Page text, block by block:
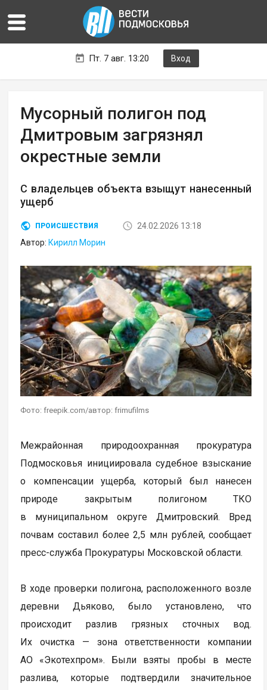
Пт. 7 авг. 13:20 Вход
Мусорный полигон под
Дмитровым загрязнял
окрестные земли
С владельцев объекта взыщут нанесенный
ущерб
ПРОИСШЕСТВИЯ
24.02.2026 13:18
Автор: Кирилл Морин
Фото: freepik.com/автор: frimufilms
Межрайонная природоохранная прокуратура
Подмосковья инициировала судебное взыскание
о компенсации ущерба, который был нанесен
природе закрытым полигоном ТКО
в муниципальном округе Дмитровский. Вред
почвам составил более 2,5 млн рублей, сообщает
пресс-служба Прокуратуры Московской области.
В ходе проверки полигона, расположенного возле
деревни Дьяково, было установлено, что
происходит разлив грязных сточных вод.
Их очистка — зона ответственности компании
АО «Экотехпром». Были взяты пробы в месте
разлива, которые подтвердили значительное